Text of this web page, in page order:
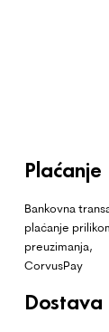
Plaćanje
Bankovna
plaćanje
preuzimanja,
CorvusPay
Dostava